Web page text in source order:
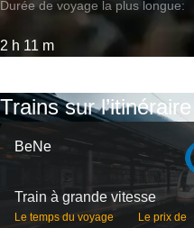
Durée de voyage la plus longue:
2 h 11 m
Trains sur
BeNe
Train à grande vitesse
Le temps du voyage Le prix de